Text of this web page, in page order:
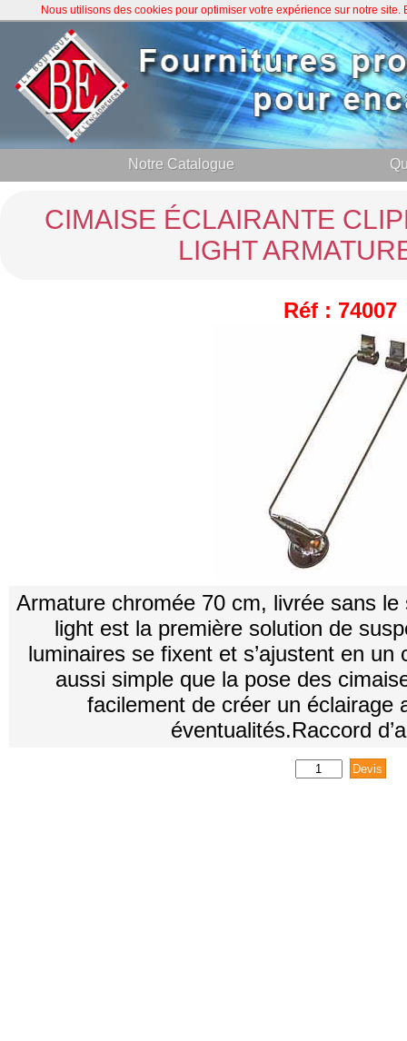
Notre Catalogue
CIMAISE ÉCLAIRANTE
LIGHT
Réf : 74007
Armature chromée 70 cm, livrée sans
light est la première solution de
luminaires se fixent et s’ajustent en un
aussi simple que la pose des
facilement de créer un éclairage
éventualités.Raccord
Nous utilisons des cookies pour optimiser votre expérience sur notre